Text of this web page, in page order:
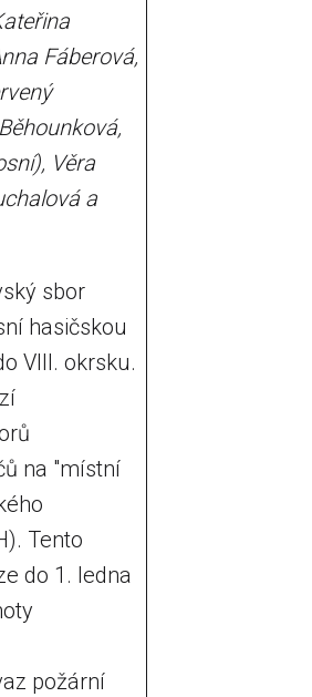
Fáberová,
Věra
a
sbor
hasičskou
VIII. okrsku.
na "místní
Tento
do 1. ledna
požární